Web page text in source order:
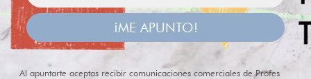
¡ME APUNTO!
Al apuntarte aceptas recibir comunicaciones comerciales de Profes